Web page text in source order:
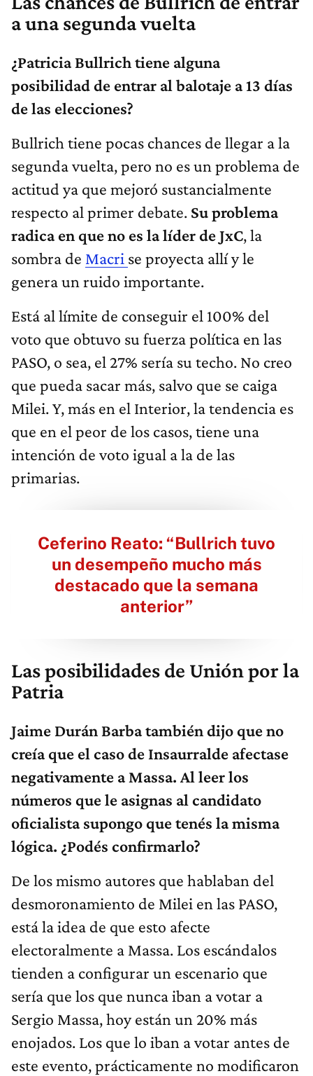
a una segunda vuelta
¿Patricia Bullrich tiene alguna
posibilidad de entrar al balotaje a 13 días
de las elecciones?
Bullrich tiene pocas chances de llegar a la
segunda vuelta, pero no es un problema de
actitud ya que mejoró sustancialmente
respecto al primer debate. Su problema
radica en que no es la líder de JxC, la
sombra de Macri se proyecta allí y le
genera un ruido importante.
Está al límite de conseguir el 100% del
voto que obtuvo su fuerza política en las
PASO, o sea, el 27% sería su techo. No creo
que pueda sacar más, salvo que se caiga
Milei. Y, más en el Interior, la tendencia es
que en el peor de los casos, tiene una
intención de voto igual a la de las
primarias.
Ceferino Reato: “Bullrich tuvo
un desempeño mucho más
destacado que la semana
anterior”
Las posibilidades de Unión por la
Patria
Jaime Durán Barba también dijo que no
creía que el caso de Insaurralde afectase
negativamente a Massa. Al leer los
números que le asignas al candidato
oficialista supongo que tenés la misma
lógica. ¿Podés confirmarlo?
De los mismo autores que hablaban del
desmoronamiento de Milei en las PASO,
está la idea de que esto afecte
electoralmente a Massa. Los escándalos
tienden a configurar un escenario que
sería que los que nunca iban a votar a
Sergio Massa, hoy están un 20% más
enojados. Los que lo iban a votar antes de
este evento, prácticamente no modificaron